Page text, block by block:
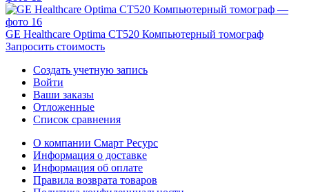
GE Healthcare Optima CT520 Компьютерный томограф
Запросить стоимость
Создать учетную запись
Войти
Ваши заказы
Отложенные
Список сравнения
О компании Смарт Ресурс
Информация о доставке
Информация об оплате
Правила возврата товаров